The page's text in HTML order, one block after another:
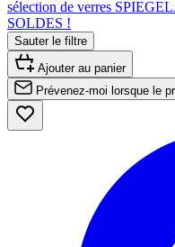
sélection de verres
SOLDES !
Sauter le filtre
Ajouter au panier
Prévenez-moi lorsque le